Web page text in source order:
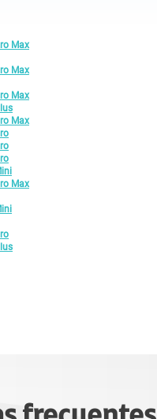
Max
Max
Max
Max
Max